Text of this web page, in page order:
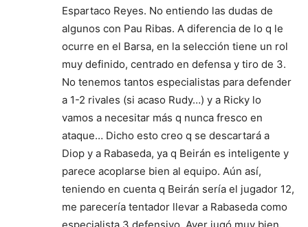
Espartaco Reyes. No entiendo las dudas de
algunos con Pau Ribas. A diferencia de lo q le
ocurre en el Barsa, en la selección tiene un rol
muy definido, centrado en defensa y tiro de 3.
No tenemos tantos especialistas para defender
a 1-2 rivales (si acaso Rudy…) y a Ricky lo
vamos a necesitar más q nunca fresco en
ataque… Dicho esto creo q se descartará a
Diop y a Rabaseda, ya q Beirán es inteligente y
parece acoplarse bien al equipo. Aún así,
teniendo en cuenta q Beirán sería el jugador 12,
me parecería tentador llevar a Rabaseda como